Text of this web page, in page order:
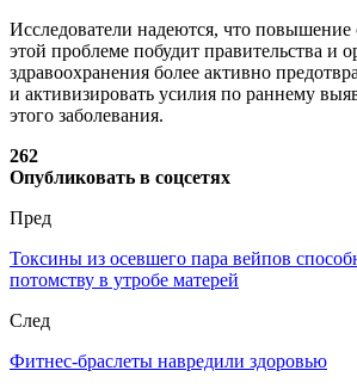
Исследователи надеются, что повышение
этой проблеме побудит правительства и
здравоохранения более активно
и активизировать усилия по раннему
этого заболевания.
262
Опубликовать в соцсетях
Пред
Токсины из осевшего пара вейпов
потомству в утробе матерей
След
Фитнес-браслеты навредили здоровью